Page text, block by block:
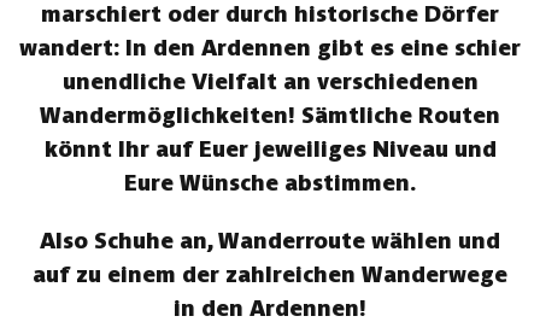
marschiert oder durch historische Dörfer
wandert: In den Ardennen gibt es eine schier
unendliche Vielfalt an verschiedenen
Wandermöglichkeiten! Sämtliche Routen
könnt Ihr auf Euer jeweiliges Niveau und
Eure Wünsche abstimmen.
Also Schuhe an, Wanderroute wählen und
auf zu einem der zahlreichen Wanderwege
in den Ardennen!